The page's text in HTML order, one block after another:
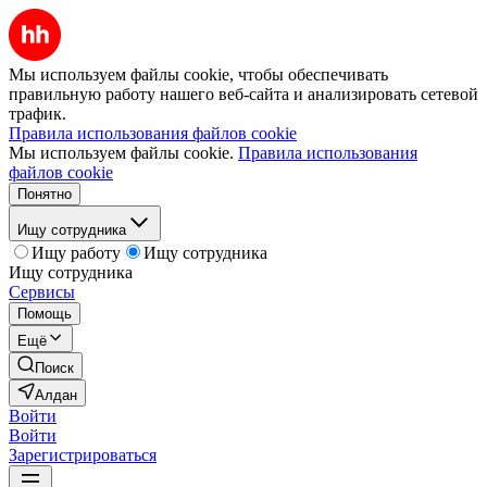
Мы используем файлы cookie, чтобы обеспечивать
правильную работу нашего веб-сайта и анализировать сетевой
трафик.
Правила использования файлов cookie
Мы используем файлы cookie. Правила использования
файлов cookie
Понятно
Ищу сотрудника
Ищу работу
Ищу сотрудника
Ищу сотрудника
Сервисы
Помощь
Ещё
Поиск
Алдан
Войти
Войти
Зарегистрироваться